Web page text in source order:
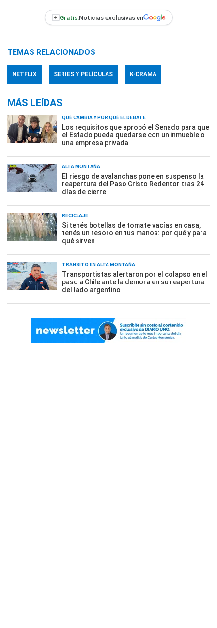
+ Gratis:Noticias exclusivas en
TEMAS RELACIONADOS
NETFLIX SERIES Y PELÍCULAS K-DRAMA
MÁS LEÍDAS
QUÉ CAMBIA Y POR QUÉ EL DEBATE
Los requisitos que aprobó el Senado para que
el Estado pueda quedarse con un inmueble o
una empresa privada
ALTA MONTAÑA
El riesgo de avalanchas pone en suspenso la
reapertura del Paso Cristo Redentor tras 24
días de cierre
RECICLAJE
Si tenés botellas de tomate vacías en casa,
tenés un tesoro en tus manos: por qué y para
qué sirven
TRÁNSITO EN ALTA MONTAÑA
Transportistas alertaron por el colapso en el
paso a Chile ante la demora en su reapertura
del lado argentino